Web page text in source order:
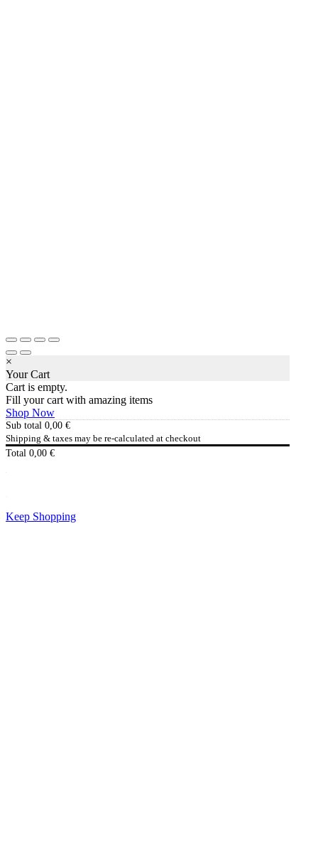
×
Your Cart
Cart is empty.
Fill your cart with amazing items
Shop Now
Sub total 0,00 €
Shipping & taxes may be re-calculated at checkout
Total 0,00 €
Keep Shopping